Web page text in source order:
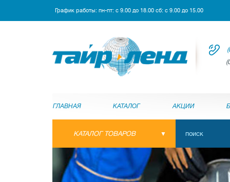
График работы: пн-пт: с 9.00 до 18.00 сб: с 9.00 до 15.00
ГЛАВНАЯ КАТАЛОГ АКЦИИ
КАТАЛОГ ТОВАРОВ